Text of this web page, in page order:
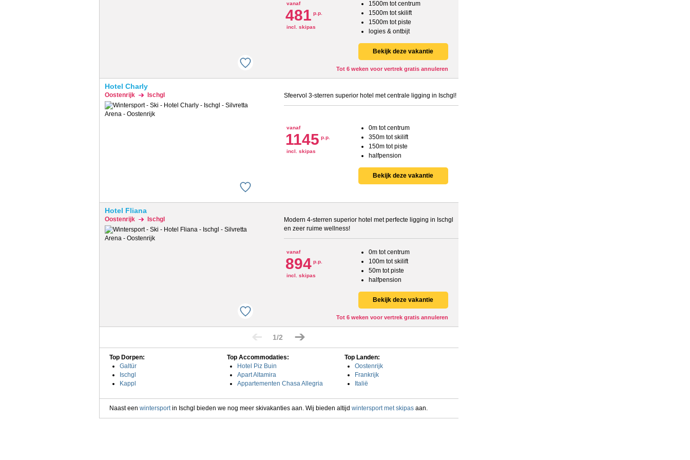
vanaf
481 p.p.
incl. skipas
1500m tot centrum
1500m tot skilift
1500m tot piste
logies & ontbijt
Bekijk deze vakantie
Tot 6 weken voor vertrek gratis annuleren
Hotel Charly
Oostenrijk Ischgl Sfeervol 3-sterren superior hotel met centrale ligging in Ischgl!
vanaf
1145 p.p.
incl. skipas
0m tot centrum
350m tot skilift
150m tot piste
halfpension
Bekijk deze vakantie
Hotel Fliana
Oostenrijk Ischgl
Modern 4-sterren superior hotel met perfecte ligging in Ischgl
en zeer ruime wellness!
vanaf
894 p.p.
incl. skipas
0m tot centrum
100m tot skilift
50m tot piste
halfpension
Bekijk deze vakantie
Tot 6 weken voor vertrek gratis annuleren
1/2
Top Dorpen:
Galtür
Ischgl
Kappl
Top Accommodaties:
Hotel Piz Buin
Apart Altamira
Appartementen Chasa Allegria
Top Landen:
Oostenrijk
Frankrijk
Italië
Naast een wintersportin Ischgl bieden we nog meer skivakanties aan. Wij bieden altijd wintersport met skipasaan.